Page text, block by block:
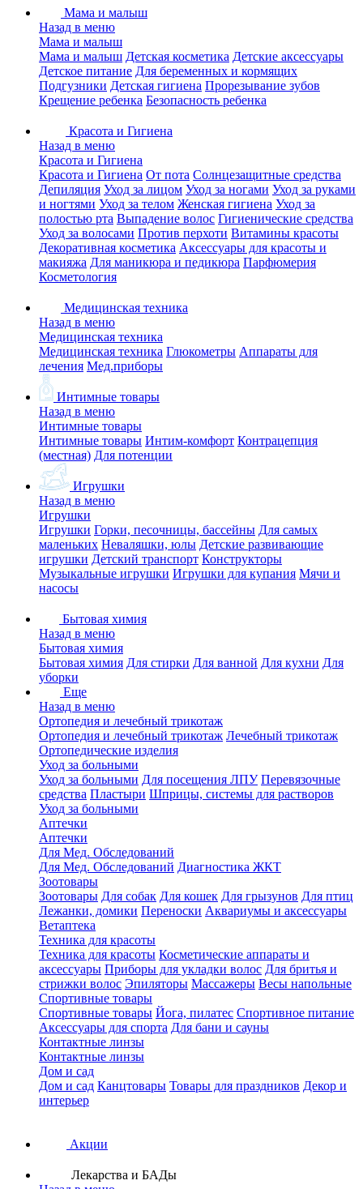
Мама и малыш
Назад в меню
Мама и малыш
Мама и малыш Детская косметика Детские аксессуары
Детское питание Для беременных и кормящих
Подгузники Детская гигиена Прорезывание зубов
Крещение ребенка Безопасность ребенка
Красота и Гигиена
Назад в меню
Красота и Гигиена
Красота и Гигиена От пота Солнцезащитные средства
Депиляция Уход за лицом Уход за ногами Уход за руками
и ногтями Уход за телом Женская гигиена Уход за
полостью рта Выпадение волос Гигиенические средства
Уход за волосами Против перхоти Витамины красоты
Декоративная косметика Аксессуары для красоты и
макияжа Для маникюра и педикюра Парфюмерия
Косметология
Медицинская техника
Назад в меню
Медицинская техника
Медицинская техника Глюкометры Аппараты для
лечения Мед.приборы
Интимные товары
Назад в меню
Интимные товары
Интимные товары Интим-комфорт Контрацепция
(местная) Для потенции
Игрушки
Назад в меню
Игрушки
Игрушки Горки, песочницы, бассейны Для самых
маленьких Неваляшки, юлы Детские развивающие
игрушки Детский транспорт Конструкторы
Музыкальные игрушки Игрушки для купания Мячи и
насосы
Бытовая химия
Назад в меню
Бытовая химия
Бытовая химия Для стирки Для ванной Для кухни Для
уборки
Еще
Назад в меню
Ортопедия и лечебный трикотаж
Ортопедия и лечебный трикотаж Лечебный трикотаж
Ортопедические изделия
Уход за больными
Уход за больными Для посещения ЛПУ Перевязочные
средства Пластыри Шприцы, системы для растворов
Уход за больными
Аптечки
Аптечки
Для Мед. Обследований
Для Мед. Обследований Диагностика ЖКТ
Зоотовары
Зоотовары Для собак Для кошек Для грызунов Для птиц
Лежанки, домики Переноски Аквариумы и аксессуары
Ветаптека
Техника для красоты
Техника для красоты Косметические аппараты и
аксессуары Приборы для укладки волос Для бритья и
стрижки волос Эпиляторы Массажеры Весы напольные
Спортивные товары
Спортивные товары Йога, пилатес Спортивное питание
Аксессуары для спорта Для бани и сауны
Контактные линзы
Контактные линзы
Дом и сад
Дом и сад Канцтовары Товары для праздников Декор и
интерьер
Акции
Лекарства и БАДы